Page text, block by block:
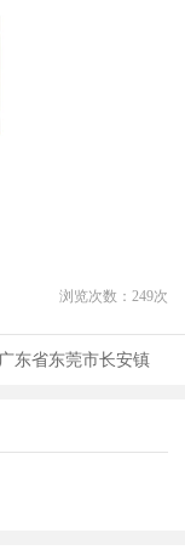
浏览次数： 249次
广东省东莞市长安镇